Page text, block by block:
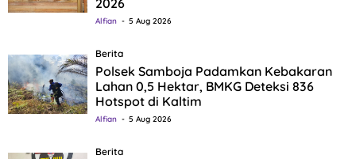
2026
Alfian 5 Aug 2026
Berita
Polsek Samboja Padamkan Kebakaran
Lahan 0,5 Hektar, BMKG Deteksi 836
Hotspot di Kaltim
Alfian 5 Aug 2026
Berita